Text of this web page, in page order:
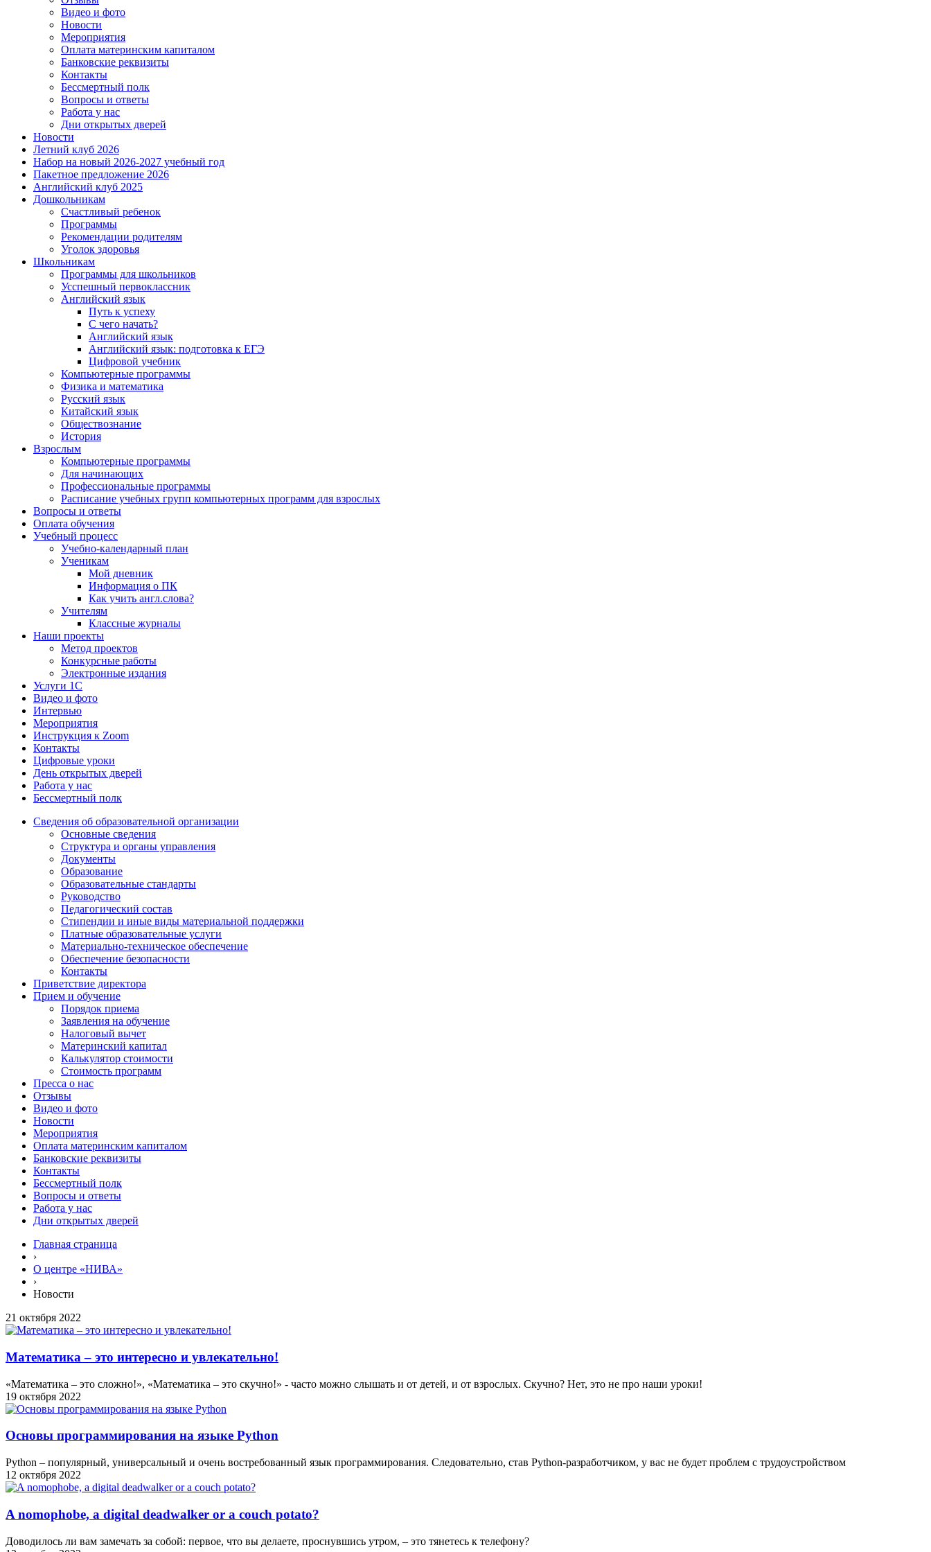
Видео и фото
Новости
Мероприятия
Оплата материнским капиталом
Банковские реквизиты
Контакты
Бессмертный полк
Вопросы и ответы
Работа у нас
Дни открытых дверей
Новости
Летний клуб 2026
Набор на новый 2026-2027 учебный год
Пакетное предложение 2026
Английский клуб 2025
Дошкольникам
Счастливый ребенок
Программы
Рекомендации родителям
Уголок здоровья
Школьникам
Программы для школьников
Усспешный первоклассник
Английский язык
Путь к успеху
С чего начать?
Английский язык
Английский язык: подготовка к ЕГЭ
Цифровой учебник
Компьютерные программы
Физика и математика
Русский язык
Китайский язык
Обществознание
История
Взрослым
Компьютерные программы
Для начинающих
Профессиональные программы
Расписание учебных групп компьютерных программ для взрослых
Вопросы и ответы
Оплата обучения
Учебный процесс
Учебно-календарный план
Ученикам
Мой дневник
Информация о ПК
Как учить англ.слова?
Учителям
Классные журналы
Наши проекты
Метод проектов
Конкурсные работы
Электронные издания
Услуги 1C
Видео и фото
Интервью
Мероприятия
Инструкция к Zoom
Контакты
Цифровые уроки
День открытых дверей
Работа у нас
Бессмертный полк
Сведения об образовательной организации
Основные сведения
Структура и органы управления
Документы
Образование
Образовательные стандарты
Руководство
Педагогический состав
Стипендии и иные виды материальной поддержки
Платные образовательные услуги
Материально-техническое обеспечение
Обеспечение безопасности
Контакты
Приветствие директора
Прием и обучение
Порядок приема
Заявления на обучение
Налоговый вычет
Материнский капитал
Калькулятор стоимости
Стоимость программ
Пресса о нас
Отзывы
Видео и фото
Новости
Мероприятия
Оплата материнским капиталом
Банковские реквизиты
Контакты
Бессмертный полк
Вопросы и ответы
Работа у нас
Дни открытых дверей
Главная страница
›
О центре «НИВА»
›
Новости
21 октября 2022
Математика – это интересно и увлекательно!
«Математика – это сложно!», «Математика – это скучно!» - часто можно слышать и от детей, и от взрослых. Скучно? Нет, это не про наши уроки!
19 октября 2022
Основы программирования на языке Python
Python – популярный, универсальный и очень востребованный язык программирования. Следовательно, став Python-разработчиком, у вас не будет проблем с трудоустройством
12 октября 2022
A nomophobe, a digital deadwalker or a couch potato?
Доводилось ли вам замечать за собой: первое, что вы делаете, проснувшись утром, – это тянетесь к телефону?